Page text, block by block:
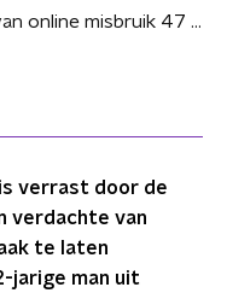
OM verrast: verdachte van online misbruik 47 meisjes weer op vrije voeten
verrast door de
verdachte van
te laten
jarige man uit